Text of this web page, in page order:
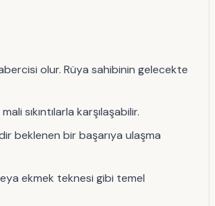
olur. Rüya sahibinin gelecekte
sıkıntılarla karşılaşabilir.
beklenen bir başarıya ulaşma
ekmek teknesi gibi temel